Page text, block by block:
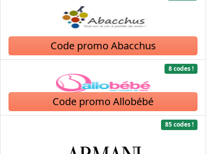
Code promo Abacchus
8 codes !
Code promo Allobébé
85 codes !